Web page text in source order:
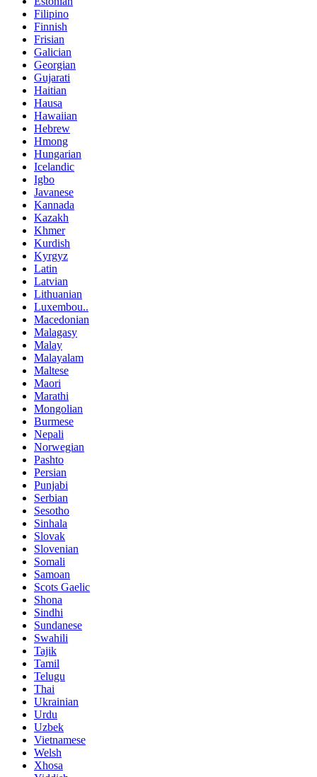
Filipino
Finnish
Frisian
Galician
Georgian
Gujarati
Haitian
Hausa
Hawaiian
Hebrew
Hmong
Hungarian
Icelandic
Igbo
Javanese
Kannada
Kazakh
Khmer
Kurdish
Kyrgyz
Latin
Latvian
Lithuanian
Luxembou..
Macedonian
Malagasy
Malay
Malayalam
Maltese
Maori
Marathi
Mongolian
Burmese
Nepali
Norwegian
Pashto
Persian
Punjabi
Serbian
Sesotho
Sinhala
Slovak
Slovenian
Somali
Samoan
Scots Gaelic
Shona
Sindhi
Sundanese
Swahili
Tajik
Tamil
Telugu
Thai
Ukrainian
Urdu
Uzbek
Vietnamese
Welsh
Xhosa